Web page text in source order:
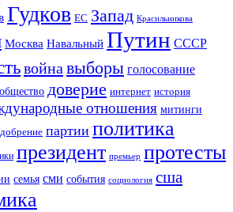
Гудков ЕС Запад Красильникова
Москва Навальный Путин СССР
война выборы голосование
доверие интернет история
отношения митинги
партии политика
президент премьер протесты
семья сми события социология сша